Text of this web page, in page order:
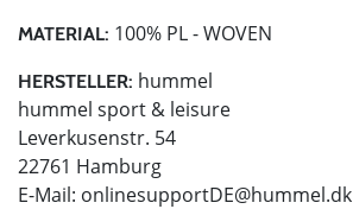
MATERIAL: 100% PL - WOVEN
HERSTELLER: hummel
hummel sport & leisure
Leverkusenstr. 54
22761 Hamburg
E-Mail: onlinesupportDE@hummel.dk